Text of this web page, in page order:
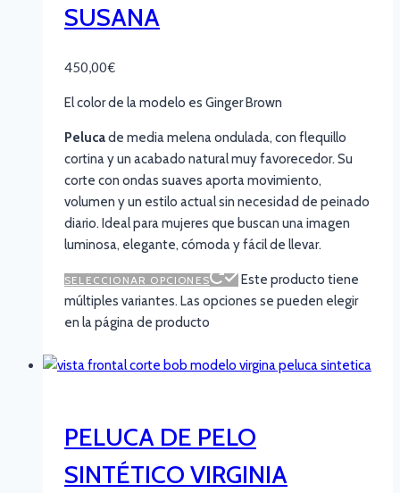
SUSANA
450,00€
El color de la modelo es Ginger Brown
Pelucade media melena ondulada, con flequillo
cortina y un acabado natural muy favorecedor. Su
corte con ondas suaves aporta movimiento,
volumen y un estilo actual sin necesidad de peinado
diario. Ideal para mujeres que buscan una imagen
luminosa, elegante, cómoda y fácil de llevar.
SELECCIONAR OPCIONES
Este producto tiene
múltiples variantes. Las opciones se pueden elegir
en la página de producto
PELUCA DE PELO
SINTÉTICO VIRGINIA